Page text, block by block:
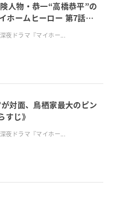
人物・恭一“高橋恭平”の
ホームヒーロー 第7話あ
夜ドラマ『マイホー...
対面、鳥栖家最大のピン
すじ》
夜ドラマ『マイホー...